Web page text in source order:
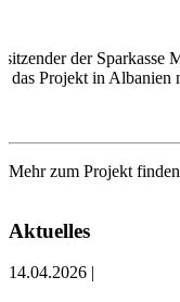
der Sparkasse
das Projekt in Albanien
Mehr zum Projekt
Aktuelles
14.04.2026